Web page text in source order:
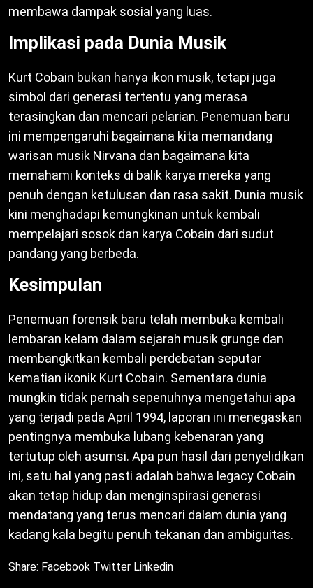
membawa dampak sosial yang luas.
Implikasi pada Dunia Musik
Kurt Cobain bukan hanya ikon musik, tetapi juga
simbol dari generasi tertentu yang merasa
terasingkan dan mencari pelarian. Penemuan baru
ini mempengaruhi bagaimana kita memandang
warisan musik Nirvana dan bagaimana kita
memahami konteks di balik karya mereka yang
penuh dengan ketulusan dan rasa sakit. Dunia musik
kini menghadapi kemungkinan untuk kembali
mempelajari sosok dan karya Cobain dari sudut
pandang yang berbeda.
Kesimpulan
Penemuan forensik baru telah membuka kembali
lembaran kelam dalam sejarah musik grunge dan
membangkitkan kembali perdebatan seputar
kematian ikonik Kurt Cobain. Sementara dunia
mungkin tidak pernah sepenuhnya mengetahui apa
yang terjadi pada April 1994, laporan ini menegaskan
pentingnya membuka lubang kebenaran yang
tertutup oleh asumsi. Apa pun hasil dari penyelidikan
ini, satu hal yang pasti adalah bahwa legacy Cobain
akan tetap hidup dan menginspirasi generasi
mendatang yang terus mencari dalam dunia yang
kadang kala begitu penuh tekanan dan ambiguitas.
Share: Facebook Twitter Linkedin